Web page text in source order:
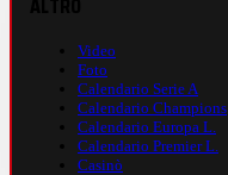
Video
Foto
Calendario Serie A
Calendario Champions
Calendario Europa L.
Calendario Premier L.
Casinò